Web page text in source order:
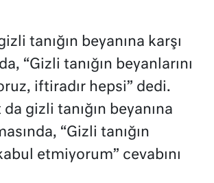
tanığın beyanına karşı
“Gizli tanığın beyanlarını
iftiradır hepsi” dedi.
gizli tanığın beyanına
“Gizli tanığın
etmiyorum” cevabını